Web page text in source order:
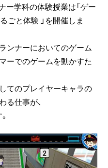
ー学科の体験授業は「ゲー
ごと体験 」を開催しま
ンナーにおいてのゲーム
ーでのゲームを動かすた
てのプレイヤーキャラの
る仕事が、